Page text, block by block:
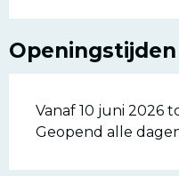
Openingstijden
Vanaf 10 juni 2026
Geopend alle